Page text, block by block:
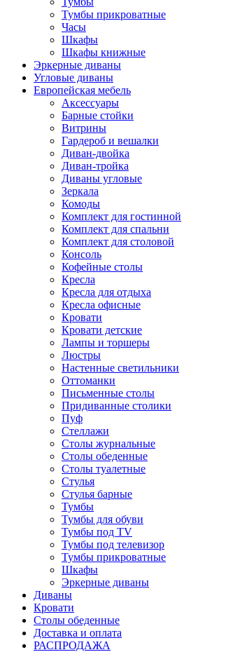
Тумбы прикроватные
Часы
Шкафы
Шкафы книжные
Эркерные диваны
Угловые диваны
Европейская мебель
Аксессуары
Барные стойки
Витрины
Гардероб и вешалки
Диван-двойка
Диван-тройка
Диваны угловые
Зеркала
Комоды
Комплект для гостинной
Комплект для спальни
Комплект для столовой
Консоль
Кофейные столы
Кресла
Кресла для отдыха
Кресла офисные
Кровати
Кровати детские
Лампы и торшеры
Люстры
Настенные светильники
Оттоманки
Письменные столы
Придиванные столики
Пуф
Стеллажи
Столы журнальные
Столы обеденные
Столы туалетные
Стулья
Стулья барные
Тумбы
Тумбы для обуви
Тумбы под TV
Тумбы под телевизор
Тумбы прикроватные
Шкафы
Эркерные диваны
Диваны
Кровати
Столы обеденные
Доставка и оплата
РАСПРОДАЖА